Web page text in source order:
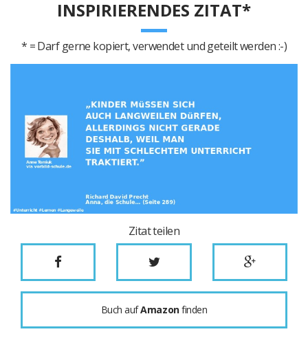
INSPIRIERENDES ZITAT*
* = Darf gerne kopiert, verwendet und geteilt werden :-)
Zitat teilen
Buch aufAmazonfinden